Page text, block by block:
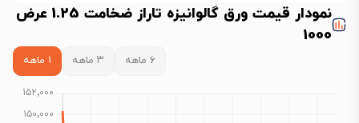
نمودار قیمت ورق گالوانیزه تاراز ضخامت 1.25 عرض
1000
۶ ماهه ۳ ماهه ۱ ماهه